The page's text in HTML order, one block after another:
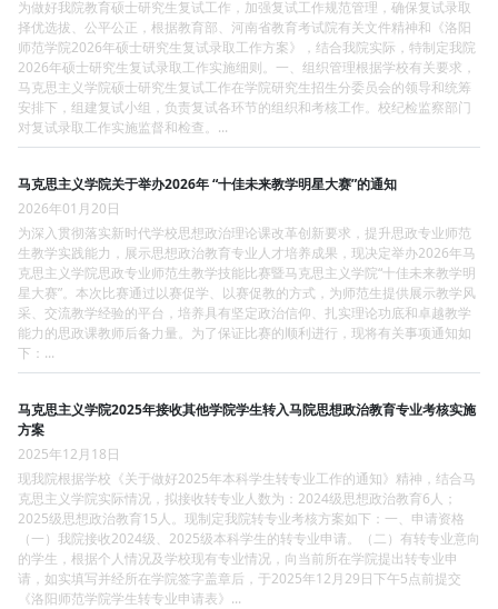
为做好我院教育硕士研究生复试工作，加强复试工作规范管理，确保复试录取
择优选拔、公平公正，根据教育部、河南省教育考试院有关文件精神和《洛阳
师范学院2026年硕士研究生复试录取工作方案》，结合我院实际，特制定我院
2026年硕士研究生复试录取工作实施细则。一、组织管理根据学校有关要求，
马克思主义学院硕士研究生复试工作在学院研究生招生分委员会的领导和统筹
安排下，组建复试小组，负责复试各环节的组织和考核工作。校纪检监察部门
对复试录取工作实施监督和检查。...
马克思主义学院关于举办2026年 “十佳未来教学明星大赛”的通知
2026年01月20日
为深入贯彻落实新时代学校思想政治理论课改革创新要求，提升思政专业师范
生教学实践能力，展示思想政治教育专业人才培养成果，现决定举办2026年马
克思主义学院思政专业师范生教学技能比赛暨马克思主义学院“十佳未来教学明
星大赛”。本次比赛通过以赛促学、以赛促教的方式，为师范生提供展示教学风
采、交流教学经验的平台，培养具有坚定政治信仰、扎实理论功底和卓越教学
能力的思政课教师后备力量。为了保证比赛的顺利进行，现将有关事项通知如
下：...
马克思主义学院2025年接收其他学院学生转入马院思想政治教育专业考核实施
方案
2025年12月18日
现我院根据学校《关于做好2025年本科学生转专业工作的通知》精神，结合马
克思主义学院实际情况，拟接收转专业人数为：2024级思想政治教育6人；
2025级思想政治教育15人。现制定我院转专业考核方案如下：一、申请资格
（一）我院接收2024级、2025级本科学生的转专业申请。（二）有转专业意向
的学生，根据个人情况及学校现有专业情况，向当前所在学院提出转专业申
请，如实填写并经所在学院签字盖章后，于2025年12月29日下午5点前提交
《洛阳师范学院学生转专业申请表》...